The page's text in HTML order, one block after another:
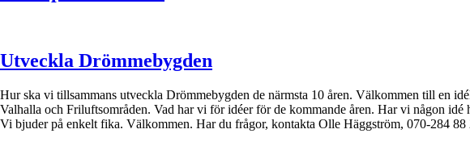
Utveckla Drömmebygden
Hur ska vi tillsammans utveckla Drömmebygden de närmsta 10 åren. Välkommen till en
Valhalla och Friluftsområden. Vad har vi för idéer för de kommande åren. Har vi någon
Vi bjuder på enkelt fika. Välkommen. Har du frågor, kontakta Olle Häggström, 070-284 88